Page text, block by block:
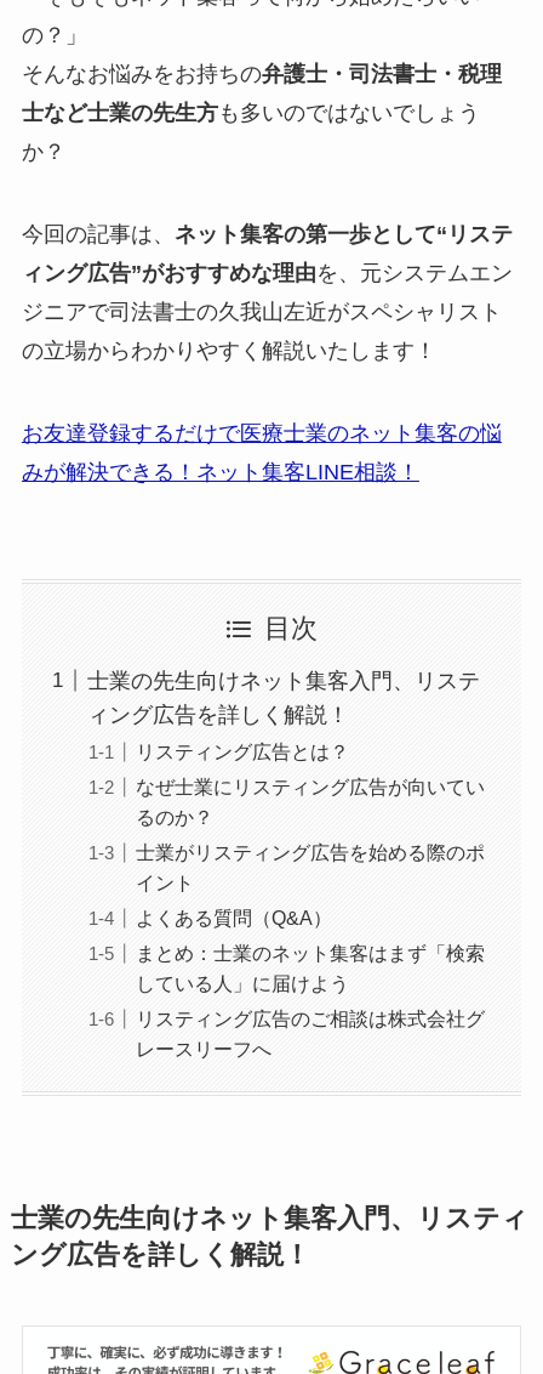
の？」
そんなお悩みをお持ちの弁護士・司法書士・税理
士など士業の先生方も多いのではないでしょう
か？
今回の記事は、 ネット集客の第一歩として“リステ
ィング広告”がおすすめな理由を、元システムエン
ジニアで司法書士の久我山左近がスペシャリスト
の立場からわかりやすく解説いたします！
お友達登録するだけで医療士業のネット集客の悩
みが解決できる！ネット集客LINE相談！
目次
士業の先生向けネット集客入門、リステ
ィング広告を詳しく解説！
リスティング広告とは？
なぜ士業にリスティング広告が向いてい
るのか？
士業がリスティング広告を始める際のポ
イント
よくある質問（Q&A）
まとめ：士業のネット集客はまず「検索
している人」に届けよう
リスティング広告のご相談は株式会社グ
レースリーフへ
士業の先生向けネット集客入門、
リスティ
ング広告を詳しく解説！